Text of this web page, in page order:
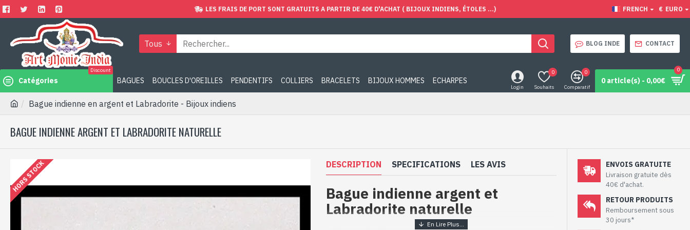
LES FRAIS DE PORT SONT GRATUITS A PARTIR DE 40€ D'ACHAT ( BIJOUX INDIENS, ÉTOLES ...) FRENCH € EURO
Tous BLOG INDE CONTACT
Catégories
Discount
BAGUES BOUCLES D'OREILLES PENDENTIFS COLLIERS BRACELETS BIJOUX HOMMES ECHARPES
Login Souhaits
0
Comparatif
0
0 article(s) - 0,00€
0
Bague indienne en argent et Labradorite - Bijoux indiens
BAGUE INDIENNE ARGENT ET LABRADORITE NATURELLE
HORS STOCK DESCRIPTION SPECIFICATIONS LES AVIS
Bague indienne argent et
Labradorite naturelle
ENVOIS GRATUITE
Livraison gratuite dès
40€ d'achat.
RETOUR PRODUITS
Remboursement sous
30 jours*